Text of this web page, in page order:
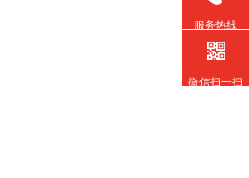
服务热线
微信扫一扫